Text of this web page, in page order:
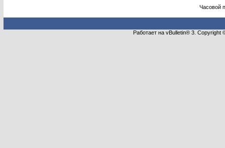
Часовой
Работает на vBulletin® 3.